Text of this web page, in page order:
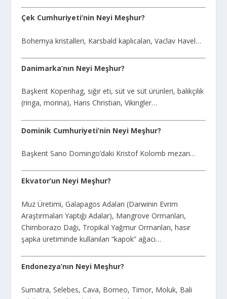
Çek Cumhuriyeti’nin Neyi Meşhur?
Bohemya kristalleri, Karsbald kaplıcaları, Vaclav Havel…
Danimarka’nın Neyi Meşhur?
Başkent Kopenhag, sığır eti, süt ve süt ürünleri, balıkçılık
(ringa, morina), Hans Christian, Vikingler…
Dominik Cumhuriyeti’nin Neyi Meşhur?
Başkent Sano Domingo’daki Kristof Kolomb mezarı…
Ekvator’un Neyi Meşhur?
Muz Üretimi, Galapagos Adaları (Darwinin Evrim
Araştırmaları Yaptığı Adalar), Mangrove Ormanları,
Chimborazo Dağı, Tropikal Yağmur Ormanları, hasır
şapka üretiminde kullanılan “kapok” ağacı…
Endonezya’nın Neyi Meşhur?
Sumatra, Selebes, Cava, Borneo, Timor, Moluk, Bali